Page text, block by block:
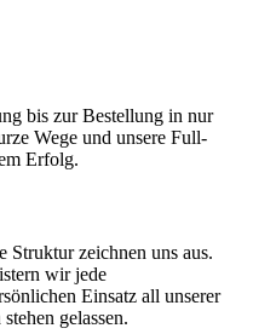
bis zur Bestellung in nur
Wege und unsere Full-
Erfolg.
Struktur zeichnen uns aus.
wir jede
Einsatz all unserer
gelassen.